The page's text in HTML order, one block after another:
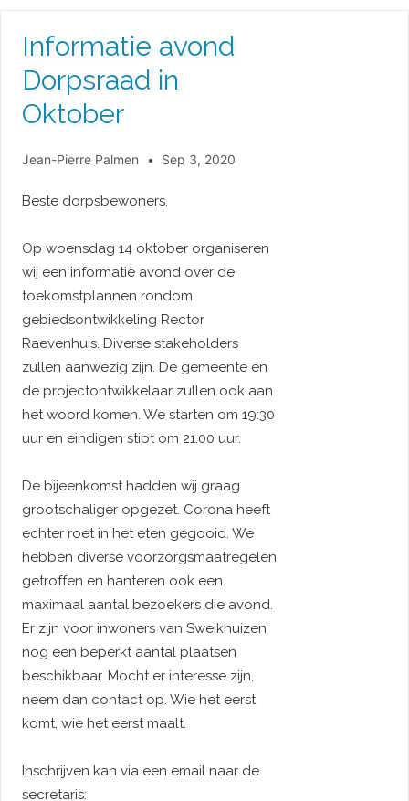
Informatie avond
Dorpsraad in
Oktober
Jean-Pierre Palmen Sep 3, 2020
Beste dorpsbewoners,
Op woensdag 14 oktober organiseren
wij een informatie avond over de
toekomstplannen rondom
gebiedsontwikkeling Rector
Raevenhuis. Diverse stakeholders
zullen aanwezig zijn. De gemeente en
de projectontwikkelaar zullen ook aan
het woord komen. We starten om 19:30
uur en eindigen stipt om 21.00 uur.
De bijeenkomst hadden wij graag
grootschaliger opgezet. Corona heeft
echter roet in het eten gegooid. We
hebben diverse voorzorgsmaatregelen
getroffen en hanteren ook een
maximaal aantal bezoekers die avond.
Er zijn voor inwoners van Sweikhuizen
nog een beperkt aantal plaatsen
beschikbaar. Mocht er interesse zijn,
neem dan contact op. Wie het eerst
komt, wie het eerst maalt.
Inschrijven kan via een email naar de
secretaris: